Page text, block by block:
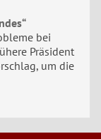
bei
Präsident
um die